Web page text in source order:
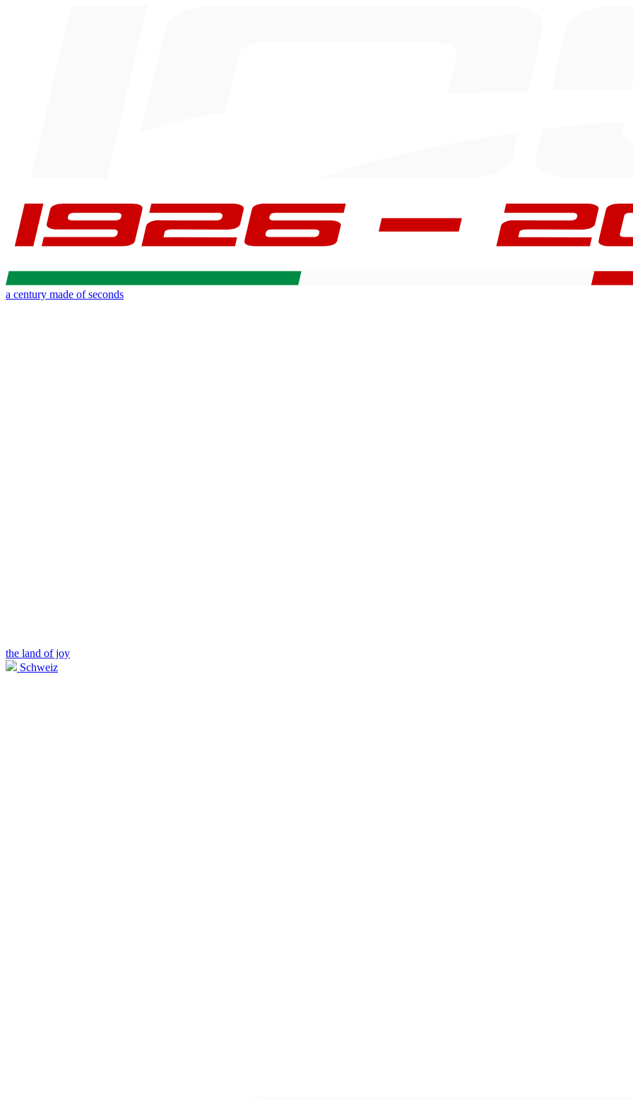
a century made of seconds
the land of joy
Schweiz